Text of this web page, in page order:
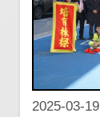
2025-03-19